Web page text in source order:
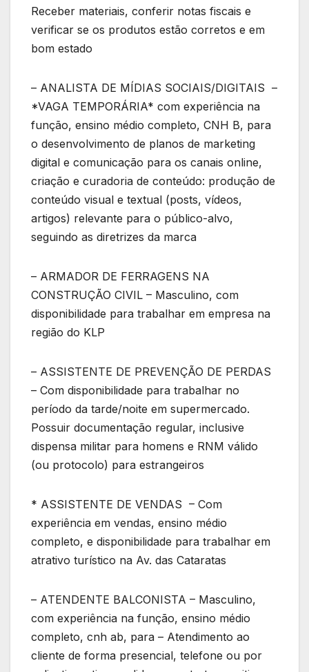
Receber materiais, conferir notas fiscais e
verificar se os produtos estão corretos e em
bom estado
– ANALISTA DE MÍDIAS SOCIAIS/DIGITAIS –
*VAGA TEMPORÁRIA* com experiência na
função, ensino médio completo, CNH B, para
o desenvolvimento de planos de marketing
digital e comunicação para os canais online,
criação e curadoria de conteúdo: produção de
conteúdo visual e textual (posts, vídeos,
artigos) relevante para o público-alvo,
seguindo as diretrizes da marca
– ARMADOR DE FERRAGENS NA
CONSTRUÇÃO CIVIL – Masculino, com
disponibilidade para trabalhar em empresa na
região do KLP
– ASSISTENTE DE PREVENÇÃO DE PERDAS
– Com disponibilidade para trabalhar no
período da tarde/noite em supermercado.
Possuir documentação regular, inclusive
dispensa militar para homens e RNM válido
(ou protocolo) para estrangeiros
* ASSISTENTE DE VENDAS – Com
experiência em vendas, ensino médio
completo, e disponibilidade para trabalhar em
atrativo turístico na Av. das Cataratas
– ATENDENTE BALCONISTA – Masculino,
com experiência na função, ensino médio
completo, cnh ab, para – Atendimento ao
cliente de forma presencial, telefone ou por